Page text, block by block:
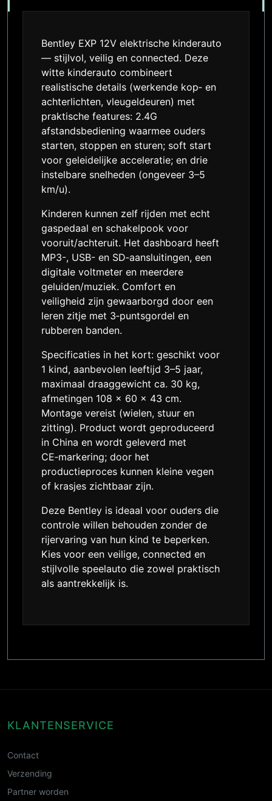
Bentley EXP 12V elektrische kinderauto
— stijlvol, veilig en connected. Deze
witte kinderauto combineert
realistische details (werkende kop‑ en
achterlichten, vleugeldeuren) met
praktische features: 2.4G
afstandsbediening waarmee ouders
starten, stoppen en sturen; soft start
voor geleidelijke acceleratie; en drie
instelbare snelheden (ongeveer 3–5
km/u).
Kinderen kunnen zelf rijden met echt
gaspedaal en schakelpook voor
vooruit/achteruit. Het dashboard heeft
MP3-, USB- en SD‑aansluitingen, een
digitale voltmeter en meerdere
geluiden/muziek. Comfort en
veiligheid zijn gewaarborgd door een
leren zitje met 3‑puntsgordel en
rubberen banden.
Specificaties in het kort: geschikt voor
1 kind, aanbevolen leeftijd 3–5 jaar,
maximaal draaggewicht ca. 30 kg,
afmetingen 108 x 60 x 43 cm.
Montage vereist (wielen, stuur en
zitting). Product wordt geproduceerd
in China en wordt geleverd met
CE‑markering; door het
productieproces kunnen kleine vegen
of krasjes zichtbaar zijn.
Deze Bentley is ideaal voor ouders die
controle willen behouden zonder de
rijervaring van hun kind te beperken.
Kies voor een veilige, connected en
stijlvolle speelauto die zowel praktisch
als aantrekkelijk is.
KLANTENSERVICE
Contact
Verzending
Partner worden